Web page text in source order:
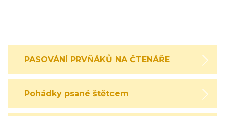
PASOVÁNÍ PRVŇÁKŮ NA ČTENÁŘE
Pohádky psané štětcem